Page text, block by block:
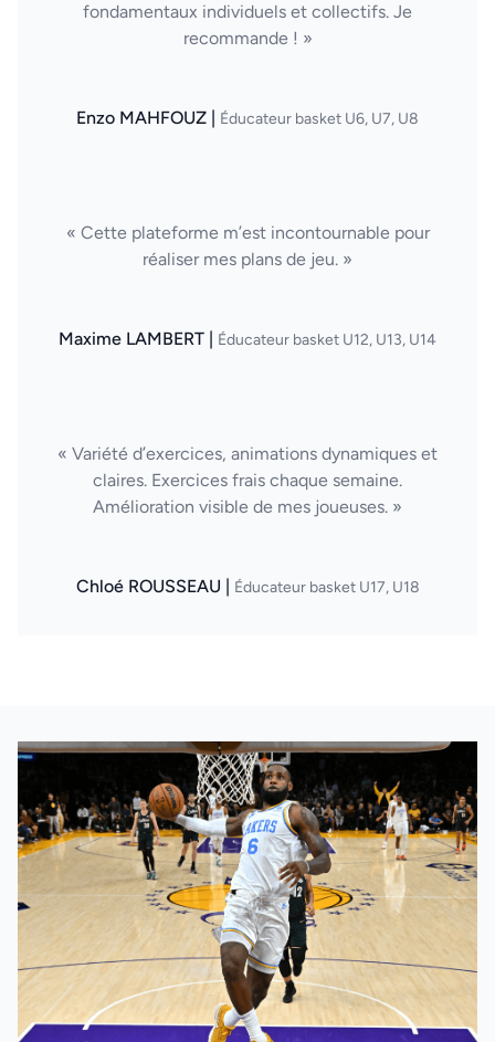
fondamentaux individuels et collectifs. Je
recommande ! »
Enzo MAHFOUZ | Éducateur basket U6, U7, U8
« Cette plateforme m’est incontournable pour
réaliser mes plans de jeu. »
Maxime LAMBERT | Éducateur basket U12, U13, U14
« Variété d’exercices, animations dynamiques et
claires. Exercices frais chaque semaine.
Amélioration visible de mes joueuses. »
Chloé ROUSSEAU | Éducateur basket U17, U18